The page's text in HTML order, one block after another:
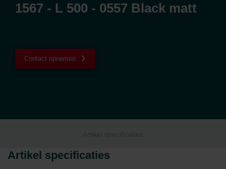
1567 - L 500 - 0557 Black matt
Contact opnemen
Artikel specificaties
Artikel specificaties